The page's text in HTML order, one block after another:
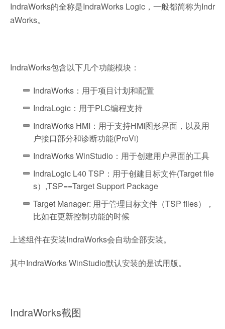
IndraWorks的全称是IndraWorks Logic，一般都简称为Indr
aWorks。
IndraWorks包含以下几个功能模块：
IndraWorks：用于项目计划和配置
IndraLogic：用于PLC编程支持
IndraWorks HMI：用于支持HMI图形界面，以及用
户接口部分和诊断功能(ProVi)
IndraWorks WinStudio：用于创建用户界面的工具
IndraLogic L40 TSP：用于创建目标文件(Target file
s）,TSP==Target Support Package
Target Manager: 用于管理目标文件（TSP files），
比如在更新控制功能的时候
上述组件在安装IndraWorks会自动全部安装。
其中IndraWorks WinStudio默认安装的是试用版。
IndraWorks截图